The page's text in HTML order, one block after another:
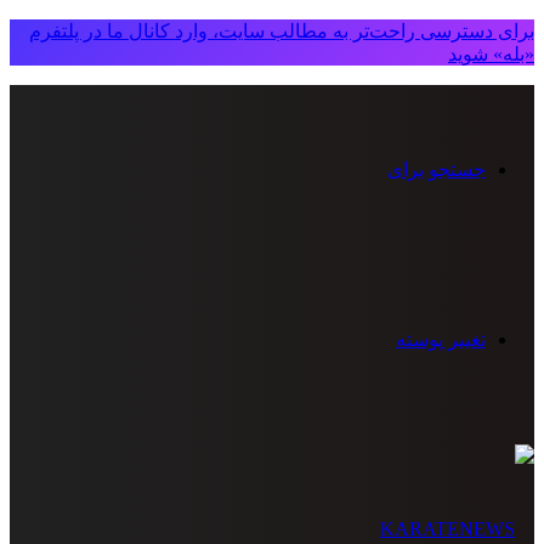
برای دسترسی راحت‌تر به مطالب سایت، وارد کانال ما در پلتفرم
«بله» شوید
جستجو برای
تغییر پوسته